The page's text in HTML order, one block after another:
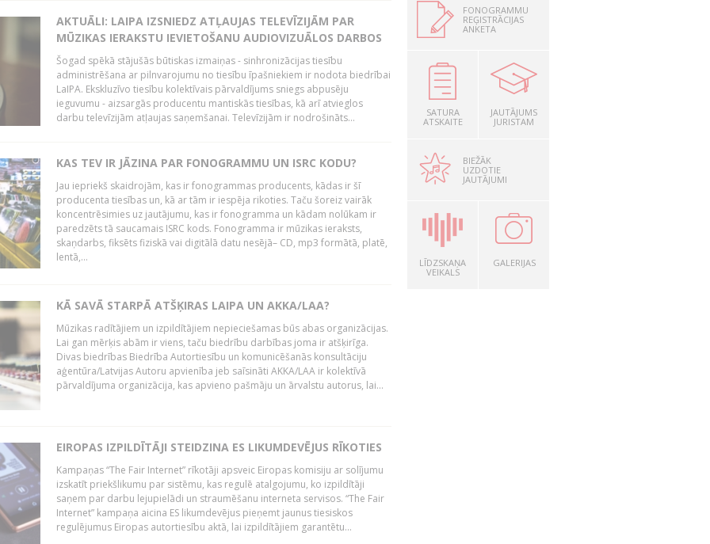
AKTUĀLI: LAIPA IZSNIEDZ ATĻAUJAS TELEVĪZIJĀM PAR
MŪZIKAS IERAKSTU IEVIETOŠANU AUDIOVIZUĀLOS DARBOS
Šogad spēkā stājušās būtiskas izmaiņas - sinhronizācijas tiesību
administrēšana ar pilnvarojumu no tiesību īpašniekiem ir nodota biedrībai
LaIPA. Ekskluzīvo tiesību kolektīvais pārvaldījums sniegs abpusēju
ieguvumu - aizsargās producentu mantiskās tiesības, kā arī atvieglos
darbu televīzijām atļaujas saņemšanai. Televīzijām ir nodrošināts...
KAS TEV IR JĀZINA PAR FONOGRAMMU UN ISRC KODU?
Jau iepriekš skaidrojām, kas ir fonogrammas producents, kādas ir šī
producenta tiesības un, kā ar tām ir iespēja rikoties. Taču šoreiz vairāk
koncentrēsimies uz jautājumu, kas ir fonogramma un kādam nolūkam ir
paredzēts tā saucamais ISRC kods. Fonogramma ir mūzikas ieraksts,
skaņdarbs, fiksēts fiziskā vai digitālā datu nesējā– CD, mp3 formātā, platē,
lentā,...
KĀ SAVĀ STARPĀ ATŠĶIRAS LAIPA UN AKKA/LAA?
Mūzikas radītājiem un izpildītājiem nepieciešamas būs abas organizācijas.
Lai gan mērķis abām ir viens, taču biedrību darbības joma ir atšķirīga.
Divas biedrības Biedrība Autortiesību un komunicēšanās konsultāciju
aģentūra/Latvijas Autoru apvienība jeb saīsināti AKKA/LAA ir kolektīvā
pārvaldījuma organizācija, kas apvieno pašmāju un ārvalstu autorus, lai...
EIROPAS IZPILDĪTĀJI STEIDZINA ES LIKUMDEVĒJUS RĪKOTIES
Kampaņas “The Fair Internet” rīkotāji apsveic Eiropas komisiju ar solījumu
izskatīt priekšlikumu par sistēmu, kas regulē atalgojumu, ko izpildītāji
saņem par darbu lejupielādi un straumēšanu interneta servisos. “The Fair
Internet” kampaņa aicina ES likumdevējus pieņemt jaunus tiesiskos
regulējumus Eiropas autortiesību aktā, lai izpildītājiem garantētu...
FONOGRAMMU
REĢISTRĀCIJAS
ANKETA
SATURA
ATSKAITE
JAUTĀJUMS
JURISTAM
BIEŽĀK
UZDOTIE
JAUTĀJUMI
LĪDZSKAŅA
VEIKALS
GALERIJAS